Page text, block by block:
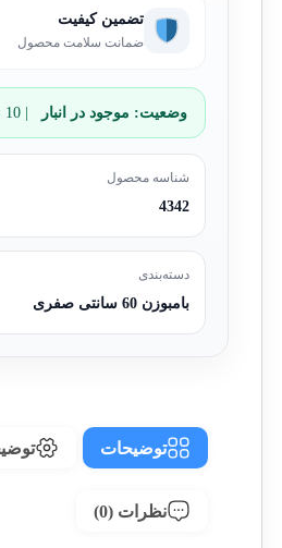
تضمین کیفیت
ضمانت سلامت محصول
وضعیت: موجود در انبار
شناسه محصول
4342
دسته‌بندی
بامبوزن 60 سانتی صفری
توضیحات
نظرات (0)